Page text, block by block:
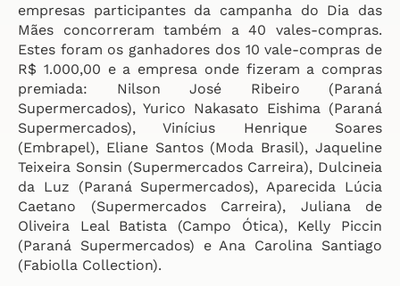
empresas participantes da campanha do Dia das
Mães concorreram também a 40 vales-compras.
Estes foram os ganhadores dos 10 vale-compras de
R$ 1.000,00 e a empresa onde fizeram a compras
premiada: Nilson José Ribeiro (Paraná
Supermercados), Yurico Nakasato Eishima (Paraná
Supermercados), Vinícius Henrique Soares
(Embrapel), Eliane Santos (Moda Brasil), Jaqueline
Teixeira Sonsin (Supermercados Carreira), Dulcineia
da Luz (Paraná Supermercados), Aparecida Lúcia
Caetano (Supermercados Carreira), Juliana de
Oliveira Leal Batista (Campo Ótica), Kelly Piccin
(Paraná Supermercados) e Ana Carolina Santiago
(Fabiolla Collection).